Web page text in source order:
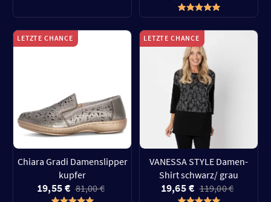
LETZTE CHANCE
Chiara Gradi Damenslipper
kupfer
19,55 € 81,00 €
LETZTE CHANCE
VANESSA STYLE Damen-
Shirt schwarz/ grau
19,65 € 119,00 €